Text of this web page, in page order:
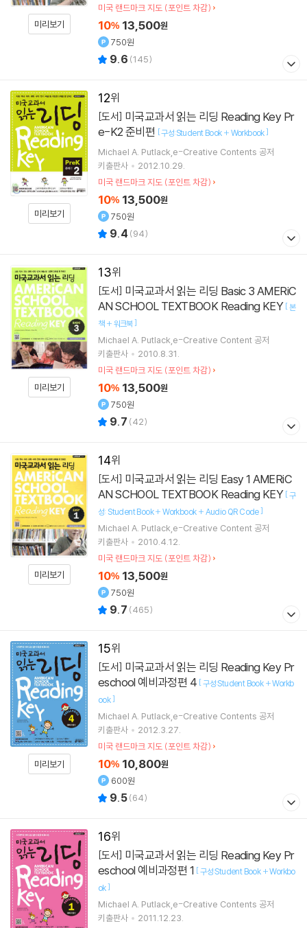
미리보기
미국 랜드마크 지도 (포인트 차감)
10% 13,500원
750원
9.6 (145)
12
미리보기
[도서]
e-K2 준비편 [구성:Student Book + Workbook]
Michael A. Putlack,e-Creative Contents 공저
키출판사
2012.10.29.
미국 랜드마크 지도 (포인트 차감)
10% 13,500원
750원
9.4 (94)
13
미리보기
[도서]
AN SCHOOL TEXTBOOK Reading KEY [본
책 + 워크북]
Michael A. Putlack,e-Creative Content 공저
키출판사
2010.8.31.
미국 랜드마크 지도 (포인트 차감)
10% 13,500원
750원
9.7 (42)
14
미리보기
[도서]
AN SCHOOL TEXTBOOK Reading KEY [구
성: Student Book + Workbook + Audio QR Code]
Michael A. Putlack,e-Creative Content 공저
키출판사
2010.4.12.
미국 랜드마크 지도 (포인트 차감)
10% 13,500원
750원
9.7 (465)
15
미리보기
[도서]
eschool 예비과정편 4 [구성:Student Book + Workb
ook]
Michael A. Putlack,e-Creative Contents 공저
키출판사
2012.3.27.
미국 랜드마크 지도 (포인트 차감)
10% 10,800원
600원
9.5(64)
16
[도서]
eschool 예비과정편 1 [구성:Student Book + Workbo
ok]
Michael A. Putlack,e-Creative Contents 공저
키출판사
2011.12.23.